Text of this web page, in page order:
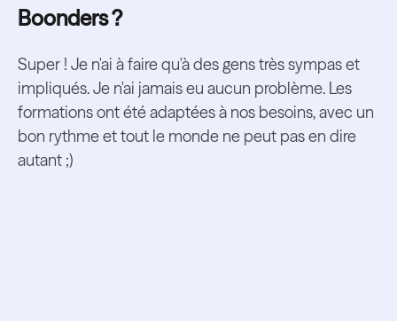
Boonders ?
Super ! Je n'ai à faire qu'à des gens très sympas et
impliqués. Je n'ai jamais eu aucun problème. Les
formations ont été adaptées à nos besoins, avec un
bon rythme et tout le monde ne peut pas en dire
autant ;)